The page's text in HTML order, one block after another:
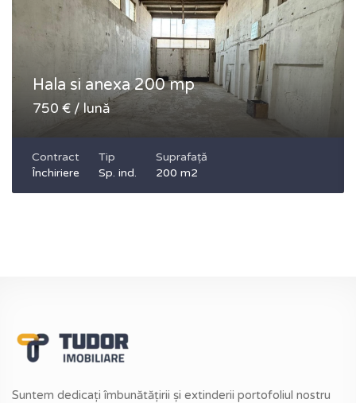
Hala si anexa 200 mp
750 € / lună
Contract
Închiriere
Tip
Sp. ind.
Suprafață
200 m2
Suntem dedicați îmbunătățirii și extinderii portofoliul nostru